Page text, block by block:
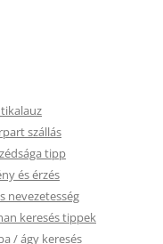
szállás
tipp
és érzés
nevezetesség
keresés tippek
/ ágy keresés